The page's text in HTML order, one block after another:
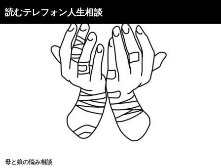
読むテレフォン人生相談
母と娘の悩み相談